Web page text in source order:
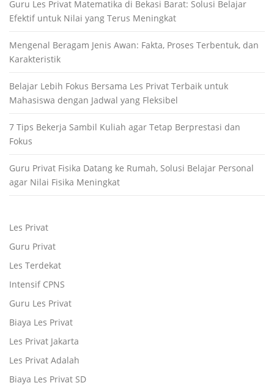
Guru Les Privat Matematika di Bekasi Barat: Solusi Belajar
Efektif untuk Nilai yang Terus Meningkat
Mengenal Beragam Jenis Awan: Fakta, Proses Terbentuk, dan
Karakteristik
Belajar Lebih Fokus Bersama Les Privat Terbaik untuk
Mahasiswa dengan Jadwal yang Fleksibel
7 Tips Bekerja Sambil Kuliah agar Tetap Berprestasi dan
Fokus
Guru Privat Fisika Datang ke Rumah, Solusi Belajar Personal
agar Nilai Fisika Meningkat
Les Privat
Guru Privat
Les Terdekat
Intensif CPNS
Guru Les Privat
Biaya Les Privat
Les Privat Jakarta
Les Privat Adalah
Biaya Les Privat SD